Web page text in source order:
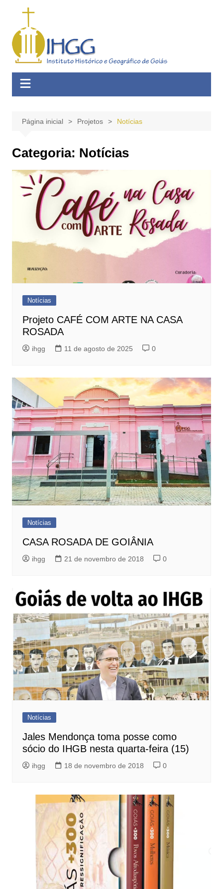
conteúdo
Página inicial Projetos Notícias
Categoria: Notícias
Notícias
Projeto CAFÉ COM ARTE NA CASA
ROSADA
ihgg 11 de agosto de 2025 0
Notícias
CASA ROSADA DE GOIÂNIA
ihgg 21 de novembro de 2018 0
Notícias
Jales Mendonça toma posse como
sócio do IHGB nesta quarta-feira (15)
ihgg 18 de novembro de 2018 0